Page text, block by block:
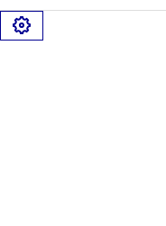
Gérer les cookies